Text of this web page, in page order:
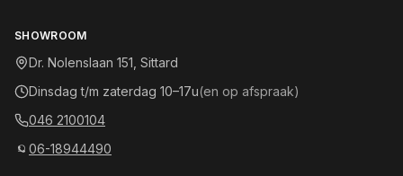
SHOWROOM
Dr. Nolenslaan 151, Sittard
Dinsdag t/m zaterdag 10–17u(en op afspraak)
046 2100104
06-18944490